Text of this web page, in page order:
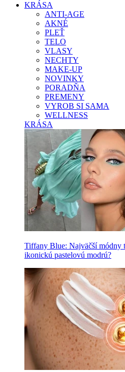
KRÁSA
ANTI-AGE
AKNÉ
PLEŤ
TELO
VLASY
NECHTY
MAKE-UP
NOVINKY
PORADŇA
PREMENY
VYROB SI SAMA
WELLNESS
KRÁSA
Tiffany Blue: Najväčší módny
ikonickú pastelovú modrú?